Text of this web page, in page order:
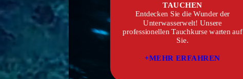
TAUCHEN
Entdecken Sie die Wunder der
Unterwasserwelt! Unsere
professionellen Tauchkurse warten auf
Sie.
+MEHR ERFAHREN